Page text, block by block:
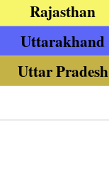
Rajasthan
Uttarakhand
Uttar Pradesh